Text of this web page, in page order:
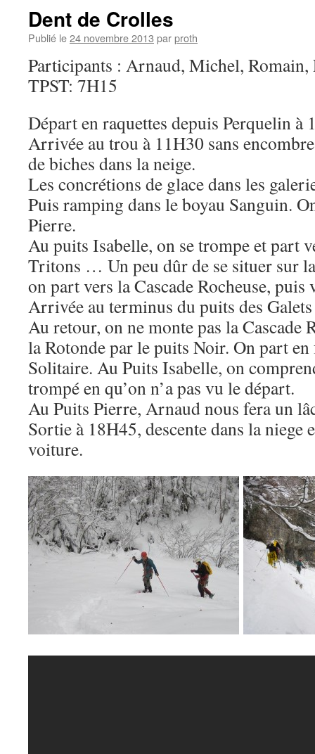
Dent de Crolles
Publié le24 novembre 2013 parproth
Participants : Arnaud, Michel, Romain,
TPST: 7H15
Départ en raquettes depuis Perquelin à
Arrivée au trou à 11H30 sans
de biches dans la neige.
Les concrétions de glace dans les
Puis ramping dans le boyau Sanguin.
Pierre.
Au puits Isabelle, on se trompe et part
Tritons … Un peu dûr de se situer sur
on part vers la Cascade Rocheuse, puis
Arrivée au terminus du puits des
Au retour, on ne monte pas la Cascade
la Rotonde par le puits Noir. On part
Solitaire. Au Puits Isabelle, on
trompé en qu’on n’a pas vu le départ.
Au Puits Pierre, Arnaud nous fera un
Sortie à 18H45, descente dans la niege
voiture.